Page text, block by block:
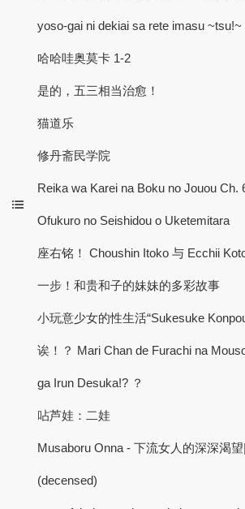
yoso-gai ni dekiai sa rete imasu ~tsu!~
哈哈哇奥莫卡 1-2
是的，五三相当治愈！
猫道乐
修丹斋民学院
Reika wa Karei na Boku no Jouou Ch.
Ofukuro no Seishidou o Uketemitara
座右铭！ Choushin Itoko 与 Ecchii
一步！和贵和子的妹妹的多彩故事
小玩意少女的性生活“Sukesuke
诶！？ Mari Chan de Furachi na
ga Irun Desuka!? ？
呫芦娃：二娃
Musaboru Onna - 下流女人的深深渴
(decensed)